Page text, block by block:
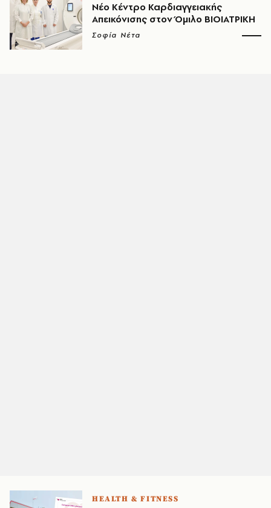
Νέο Κέντρο Καρδιαγγειακής
Απεικόνισης στον Όμιλο ΒΙΟΙΑΤΡΙΚΗ
Σοφία Νέτα
HEALTH & FITNESS